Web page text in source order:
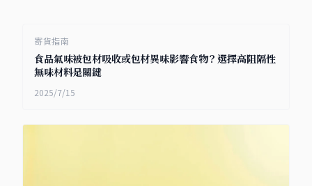
寄貨指南
食品氣味被包材吸收或包材異味影響食物？選擇高阻隔性
無味材料是關鍵
2025/7/15